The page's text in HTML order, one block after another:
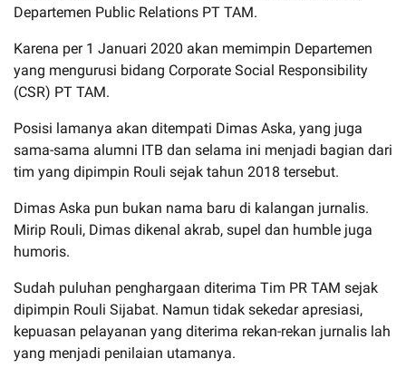
Departemen Public Relations PT TAM.
Karena per 1 Januari 2020 akan memimpin Departemen
yang mengurusi bidang Corporate Social Responsibility
(CSR) PT TAM.
Posisi lamanya akan ditempati Dimas Aska, yang juga
sama-sama alumni ITB dan selama ini menjadi bagian dari
tim yang dipimpin Rouli sejak tahun 2018 tersebut.
Dimas Aska pun bukan nama baru di kalangan jurnalis.
Mirip Rouli, Dimas dikenal akrab, supel dan humble juga
humoris.
Sudah puluhan penghargaan diterima Tim PR TAM sejak
dipimpin Rouli Sijabat. Namun tidak sekedar apresiasi,
kepuasan pelayanan yang diterima rekan-rekan jurnalis lah
yang menjadi penilaian utamanya.